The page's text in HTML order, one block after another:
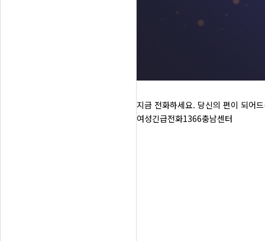
지금 전화하세요. 당신의 편이 되어
여성긴급전화1366충남센터